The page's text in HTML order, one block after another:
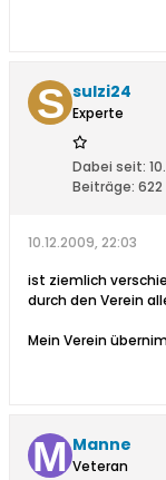
sulzi24
Experte
Dabei seit:
Beiträge: 622
10.12.2009, 22:03
ist ziemlich
durch den Verein
Mein Verein
Manne
Veteran